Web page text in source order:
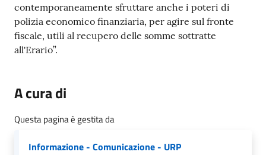
contemporaneamente sfruttare anche i poteri di
polizia economico finanziaria, per agire sul fronte
fiscale, utili al recupero delle somme sottratte
all'Erario”.
A cura di
Questa pagina è gestita da
Informazione - Comunicazione - URP